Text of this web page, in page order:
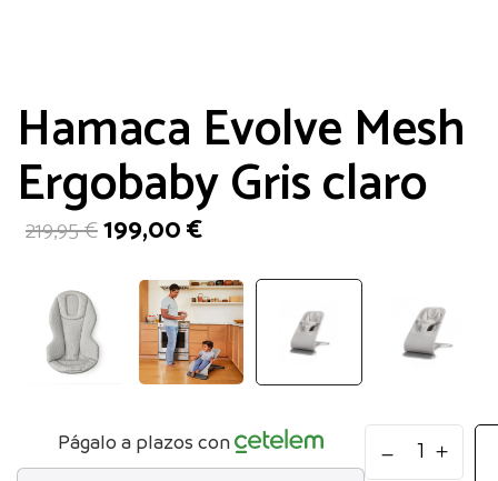
Hamaca Evolve Mesh
Ergobaby Gris claro
219,95€El
precio
era:
219,95 €.
199,00€Elprecio
es:
199,00 €.
Págalo a plazos con
Evolve